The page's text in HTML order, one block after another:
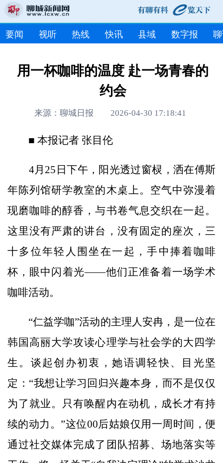
要闻 视听 热线 快讯 县域 数字报
用一杯咖啡的温度 赴一场青春的
约会
来源：聊城日报 2026-04-30 17:18:41
■ 本报记者 张目伦
4月25日下午，阳光透过窗棂，洒在傅斯
年陈列馆研学教室的木桌上。空气中弥漫着
现磨咖啡的醇香，与书卷气息交织在一起。
这里没有严肃的讲台，没有固定的座次，三
十多位年轻人围坐在一起，手中捧着咖啡
杯，眼中闪着光——他们正准备着一场学术
咖啡活动。
“仁益学咖”活动的主理人安冉，是一位在
韩国高丽大学攻读心理学与社会学的大四学
生。谈起创办初衷，她语调轻快、目光坚
定：“我想让学习回归兴趣本身，而不是仅仅
为了就业。只有唤醒内在动机，成长才有持
续的动力。”这位00后姑娘仅用一周时间，便
通过社交媒体完成了团队招募、场地落实等